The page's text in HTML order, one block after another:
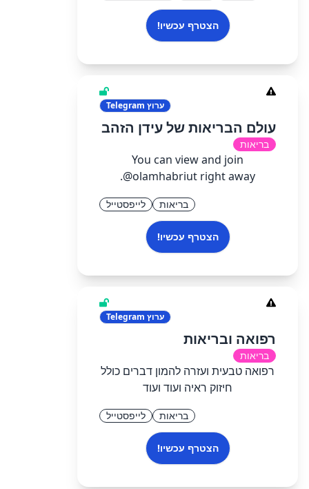
הצטרף עכשיו!
ערוץ
עולם הבריאות של עידן הזהב
בריאות
You can view and join
@olamhabriut right away.
בריאות לייפסטייל
הצטרף עכשיו!
ערוץ
רפואה ובריאות
בריאות
רפואה טבעית ועזרה להמון דברים כולל
חיזוק ראיה ועוד ועוד
בריאות לייפסטייל
הצטרף עכשיו!